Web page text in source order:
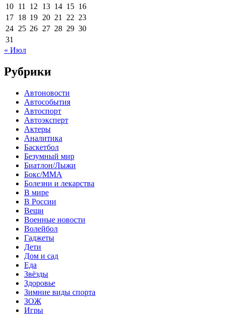
10 11 12 13 14 15 16
17 18 19 20 21 22 23
24 25 26 27 28 29 30
31
« Июл
Рубрики
Автоновости
Автособытия
Автоспорт
Автоэксперт
Актеры
Аналитика
Баскетбол
Безумный мир
Биатлон/Лыжи
Бокс/MMA
Болезни и лекарства
В мире
В России
Вещи
Военные новости
Волейбол
Гаджеты
Дети
Дом и сад
Еда
Звёзды
Здоровье
Зимние виды спорта
ЗОЖ
Игры